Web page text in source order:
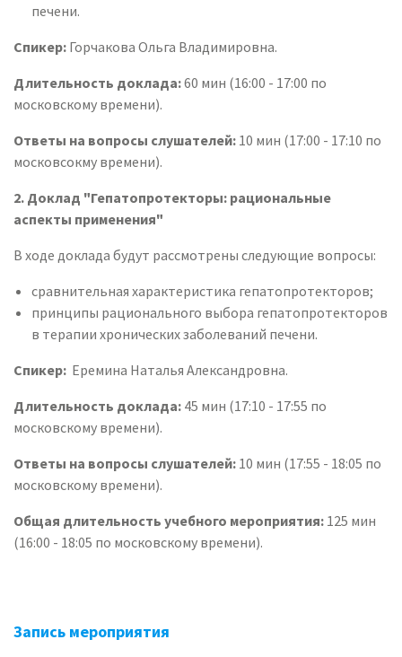
печени.
Спикер: Горчакова Ольга Владимировна.
Длительность доклада:60 мин (16:00 - 17:00 по
московскому времени).
Ответы на вопросы слушателей: 10 мин (17:00 - 17:10 по
московсокму времени).
2. Доклад "Гепатопротекторы: рациональные
аспекты применения"
В ходе доклада будут рассмотрены следующие вопросы:
сравнительная характеристика гепатопротекторов;
принципы рационального выбора гепатопротекторов
в терапии хронических заболеваний печени.
Спикер: Еремина Наталья Александровна.
Длительность доклада: 45 мин (17:10 - 17:55 по
московскому времени).
Ответы на вопросы слушателей: 10 мин (17:55 - 18:05 по
московскому времени).
Общая длительность учебного мероприятия: 125 мин
(16:00 - 18:05 по московскому времени).
Запись мероприятия